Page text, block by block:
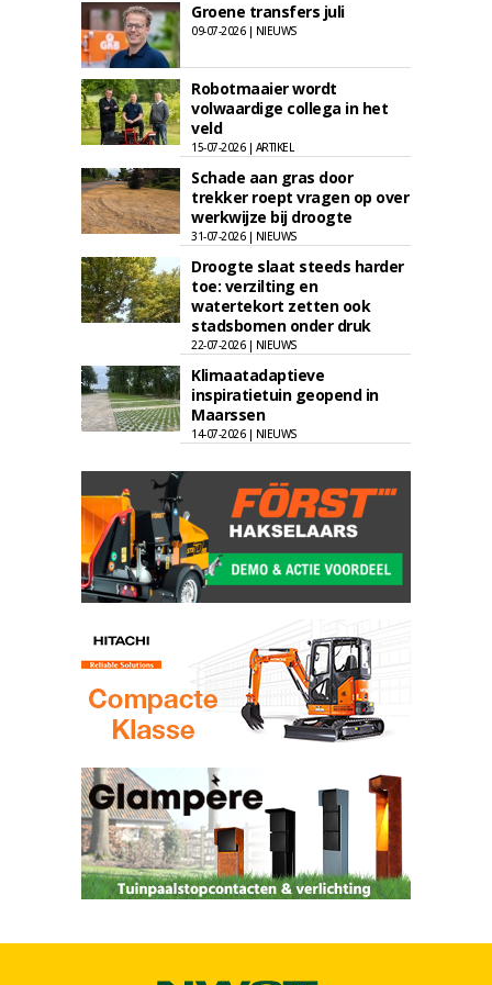
Groene transfers juli
09-07-2026 | NIEUWS
Robotmaaier wordt
volwaardige collega in het
veld
15-07-2026 | ARTIKEL
Schade aan gras door
trekker roept vragen op over
werkwijze bij droogte
31-07-2026 | NIEUWS
Droogte slaat steeds harder
toe: verzilting en
watertekort zetten ook
stadsbomen onder druk
22-07-2026 | NIEUWS
Klimaatadaptieve
inspiratietuin geopend in
Maarssen
14-07-2026 | NIEUWS